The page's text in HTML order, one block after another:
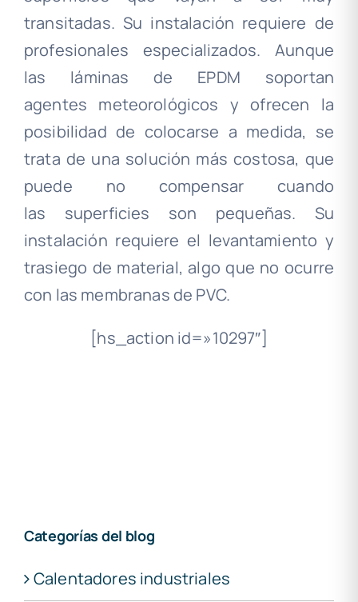
transitadas. Su instalación requiere de
profesionales especializados. Aunque
las láminas de EPDM soportan
agentes meteorológicos y ofrecen la
posibilidad de colocarse a medida, se
trata de una solución más costosa, que
puede no compensar cuando
las superficies son pequeñas. Su
instalación requiere el levantamiento y
trasiego de material, algo que no ocurre
con las membranas de PVC.
[hs_action id=»10297″]
Categorías del blog
Calentadores industriales